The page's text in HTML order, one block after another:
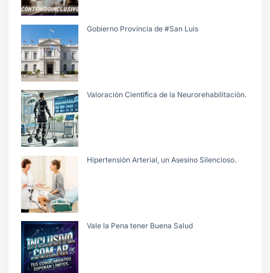
Gobierno Provincia de #San Luis
Valoraciòn Cientifica de la Neurorehabilitaciòn.
Hipertensiòn Arterial, un Asesino Silencioso.
Vale la Pena tener Buena Salud